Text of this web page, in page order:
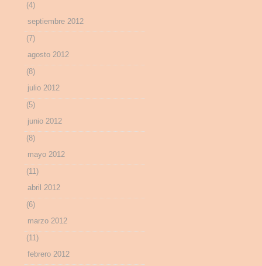
(4)
septiembre 2012
(7)
agosto 2012
(8)
julio 2012
(5)
junio 2012
(8)
mayo 2012
(11)
abril 2012
(6)
marzo 2012
(11)
febrero 2012